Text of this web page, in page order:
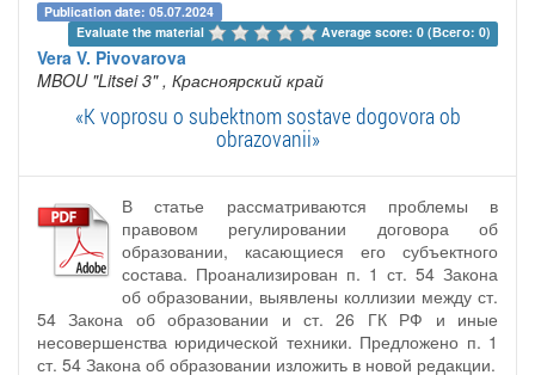
Publication date: 05.07.2024
Evaluate the material
Average score: 0 (Всего: 0)
Vera V. Pivovarova
MBOU "Litsei 3" , Красноярский край
«K voprosu o subektnom sostave dogovora ob
obrazovanii»
В статье рассматриваются проблемы в
правовом регулировании договора об
образовании, касающиеся его субъектного
состава. Проанализирован п. 1 ст. 54 Закона
об образовании, выявлены коллизии между ст.
54 Закона об образовании и ст. 26 ГК РФ и иные
несовершенства юридической техники. Предложено п. 1
ст. 54 Закона об образовании изложить в новой редакции.